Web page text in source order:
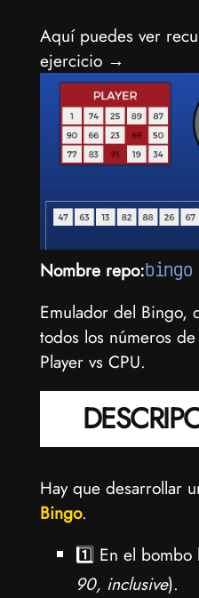
Aquí puedes ver
ejercicio →
Nombre repo:bingo
Emulador del Bingo,
todos los números
Player vs CPU.
Hay que desarrollar
Bingo.
1️⃣ En el bombo
90, inclusive).